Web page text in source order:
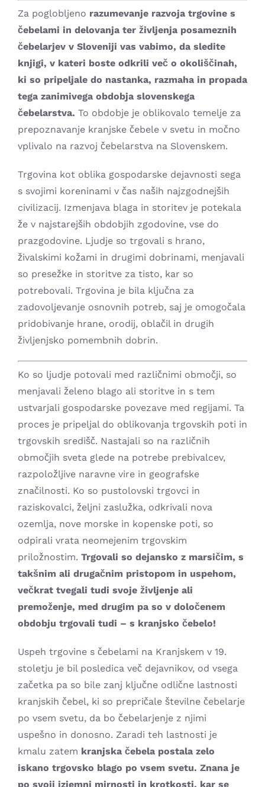
Za poglobljeno razumevanje razvoja trgovine s
čebelami in delovanja ter življenja posameznih
čebelarjev v Sloveniji vas vabimo, da sledite
knjigi, v kateri boste odkrili več o okoliščinah,
ki so pripeljale do nastanka, razmaha in propada
tega zanimivega obdobja slovenskega
čebelarstva. To obdobje je oblikovalo temelje za
prepoznavanje kranjske čebele v svetu in močno
vplivalo na razvoj čebelarstva na Slovenskem.
Trgovina kot oblika gospodarske dejavnosti sega
s svojimi koreninami v čas naših najzgodnejših
civilizacij. Izmenjava blaga in storitev je potekala
že v najstarejših obdobjih zgodovine, vse do
prazgodovine. Ljudje so trgovali s hrano,
živalskimi kožami in drugimi dobrinami, menjavali
so presežke in storitve za tisto, kar so
potrebovali. Trgovina je bila ključna za
zadovoljevanje osnovnih potreb, saj je omogočala
pridobivanje hrane, orodij, oblačil in drugih
življenjsko pomembnih dobrin.
Ko so ljudje potovali med različnimi območji, so
menjavali želeno blago ali storitve in s tem
ustvarjali gospodarske povezave med regijami. Ta
proces je pripeljal do oblikovanja trgovskih poti in
trgovskih središč. Nastajali so na različnih
območjih sveta glede na potrebe prebivalcev,
razpoložljive naravne vire in geografske
značilnosti. Ko so pustolovski trgovci in
raziskovalci, željni zaslužka, odkrivali nova
ozemlja, nove morske in kopenske poti, so
odpirali vrata neomejenim trgovskim
priložnostim. Trgovali so dejansko z marsičim, s
takšnim ali drugačnim pristopom in uspehom,
večkrat tvegali tudi svoje življenje ali
premoženje, med drugim pa so v določenem
obdobju trgovali tudi – s kranjsko čebelo!
Uspeh trgovine s čebelami na Kranjskem v 19.
stoletju je bil posledica več dejavnikov, od vsega
začetka pa so bile zanj ključne odlične lastnosti
kranjskih čebel, ki so prepričale številne čebelarje
po vsem svetu, da bo čebelarjenje z njimi
uspešno in donosno. Zaradi teh lastnosti je
kmalu zatem kranjska čebela postala zelo
iskano trgovsko blago po vsem svetu. Znana je
po svoji izjemni mirnosti in krotkosti, kar se